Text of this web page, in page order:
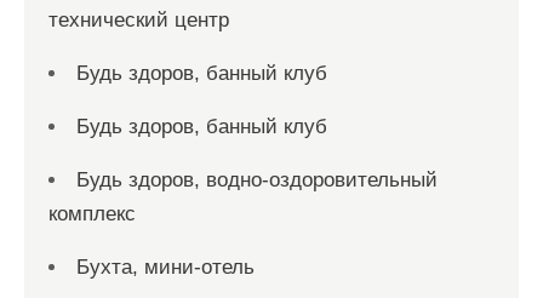
технический центр
Будь здоров, банный клуб
Будь здоров, банный клуб
Будь здоров, водно-оздоровительный
комплекс
Бухта, мини-отель